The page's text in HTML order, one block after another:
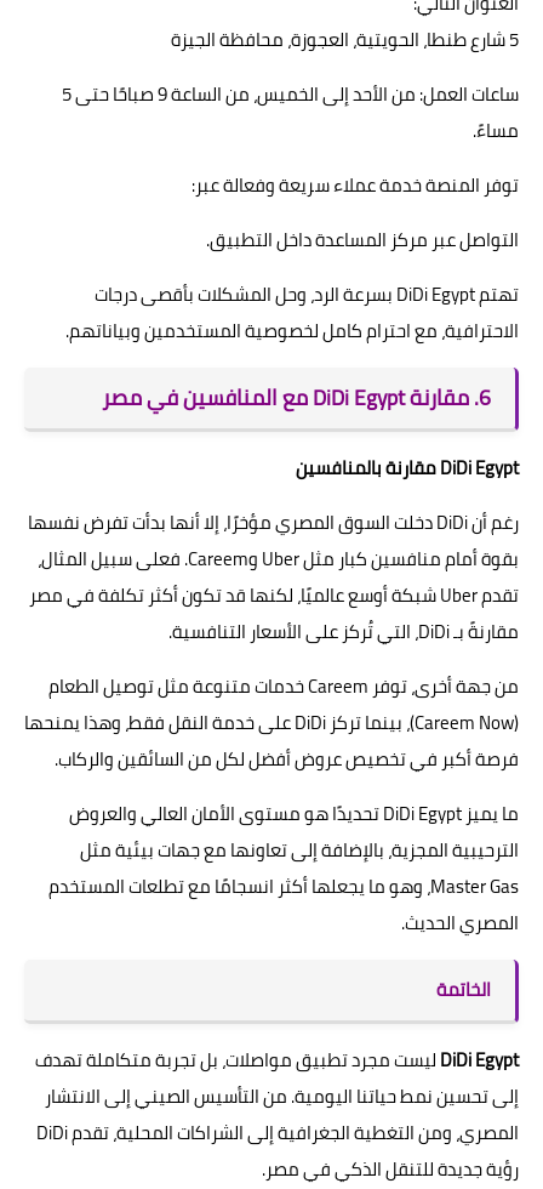
5 شارع طنطا، الحويتية، العجوزة، محافظة الجيزة
ساعات العمل: من الأحد إلى الخميس، من الساعة 9 صباحًا حتى 5
مساءً.
توفر المنصة خدمة عملاء سريعة وفعالة عبر:
التواصل عبر مركز المساعدة داخل التطبيق.
تهتم DiDi Egypt بسرعة الرد، وحل المشكلات بأقصى درجات
الاحترافية، مع احترام كامل لخصوصية المستخدمين وبياناتهم.
6. مقارنة DiDi Egypt مع المنافسين في مصر
DiDi Egypt مقارنة بالمنافسين
رغم أن DiDi دخلت السوق المصري مؤخرًا، إلا أنها بدأت تفرض نفسها
بقوة أمام منافسين كبار مثل Uber وCareem. فعلى سبيل المثال،
تقدم Uber شبكة أوسع عالميًا، لكنها قد تكون أكثر تكلفة في مصر
مقارنةً بـ DiDi، التي تُركز على الأسعار التنافسية.
من جهة أخرى، توفر Careem خدمات متنوعة مثل توصيل الطعام
(Careem Now)، بينما تركز DiDi على خدمة النقل فقط، وهذا يمنحها
فرصة أكبر في تخصيص عروض أفضل لكل من السائقين والركاب.
ما يميز DiDi Egypt تحديدًا هو مستوى الأمان العالي والعروض
الترحيبية المجزية، بالإضافة إلى تعاونها مع جهات بيئية مثل
Master Gas، وهو ما يجعلها أكثر انسجامًا مع تطلعات المستخدم
المصري الحديث.
الخاتمة
DiDi Egyptليست مجرد تطبيق مواصلات، بل تجربة متكاملة تهدف
إلى تحسين نمط حياتنا اليومية. من التأسيس الصيني إلى الانتشار
المصري، ومن التغطية الجغرافية إلى الشراكات المحلية، تقدم DiDi
رؤية جديدة للتنقل الذكي في مصر.